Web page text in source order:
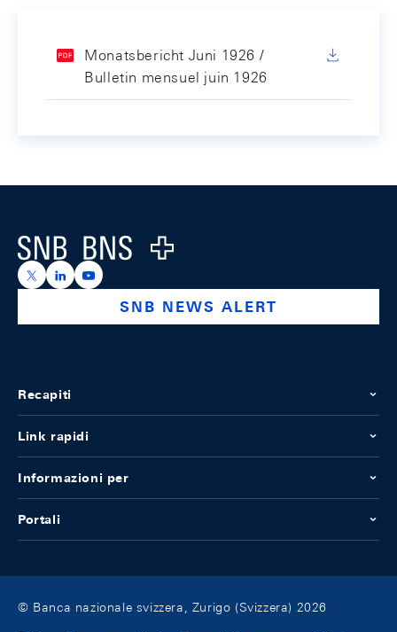
Monatsbericht Juni 1926 /
Bulletin mensuel juin 1926
Logo
https://x.com/snb_bns
https://ch.linkedin.com/company/swiss-national-
https://www.youtube.com/@swissnationalbank
SNB NEWS ALERT
Recapiti
Link rapidi
Informazioni per
Portali
© Banca nazionale svizzera, Zurigo (Svizzera) 2026